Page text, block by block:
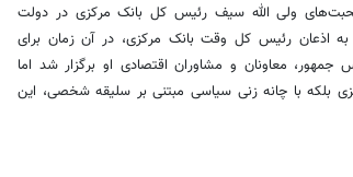
ارز ۴۲۰۰ تومانی، به جز صحبت‌های ولی الله سیف رئیس کل بانک مرکزی در دولت
اذعان رئیس کل وقت بانک مرکزی، در آن زمان برای
معاونان و مشاوران اقتصادی او برگزار شد اما
بلکه با چانه زنی سیاسی مبتنی بر سلیقه شخصی، این